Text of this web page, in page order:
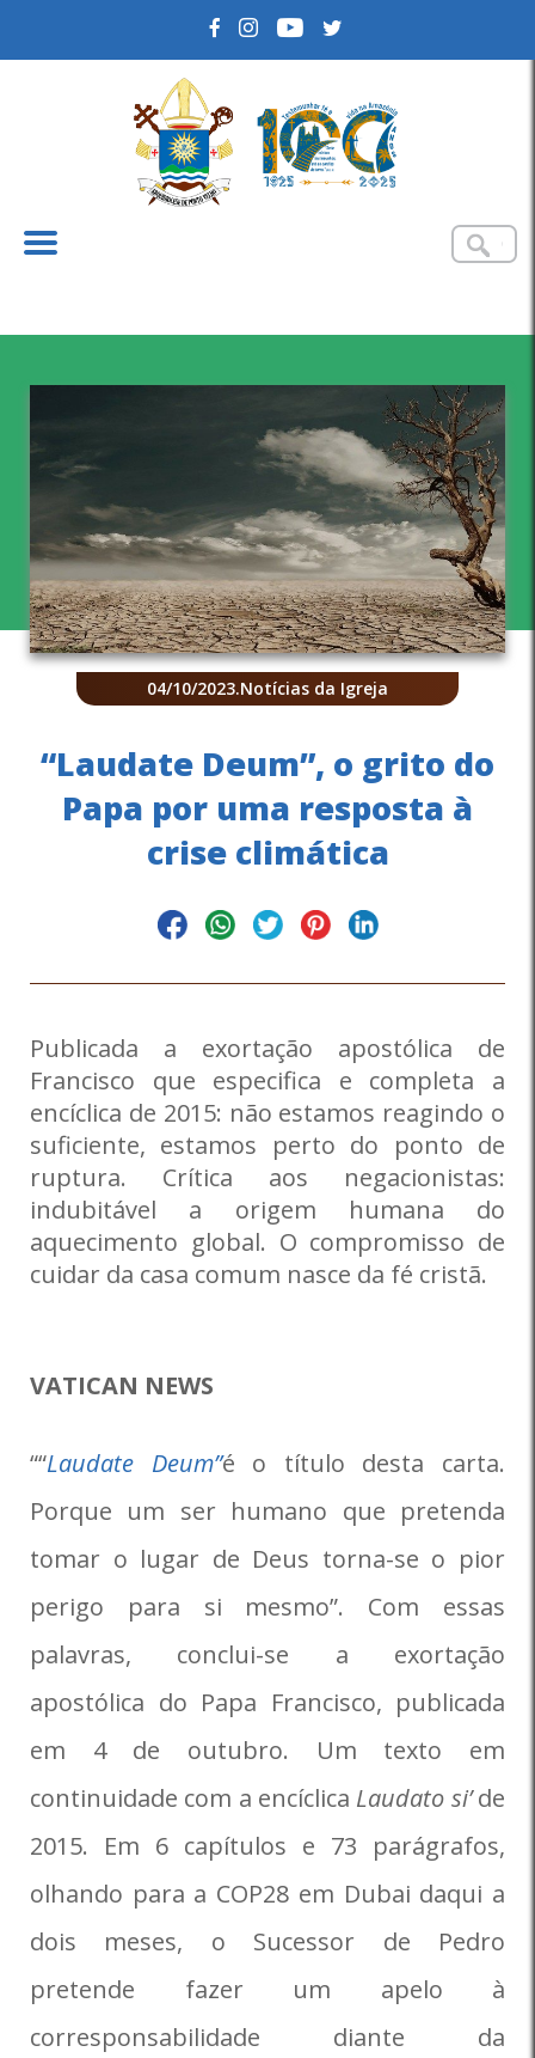
04/10/2023.Notícias da Igreja
“Laudate Deum”, o grito do
Papa por uma resposta à
crise climática
Publicada a exortação apostólica de
Francisco que especifica e completa a
encíclica de 2015: não estamos reagindo o
suficiente, estamos perto do ponto de
ruptura. Crítica aos negacionistas:
indubitável a origem humana do
aquecimento global. O compromisso de
cuidar da casa comum nasce da fé cristã.
VATICAN NEWS
““Laudate Deum”é o título desta carta.
Porque um ser humano que pretenda
tomar o lugar de Deus torna-se o pior
perigo para si mesmo”. Com essas
palavras, conclui-se a exortação
apostólica do Papa Francisco, publicada
em 4 de outubro. Um texto em
continuidade com a encíclica Laudato si’de
2015. Em 6 capítulos e 73 parágrafos,
olhando para a COP28 em Dubai daqui a
dois meses, o Sucessor de Pedro
pretende fazer um apelo à
corresponsabilidade diante da